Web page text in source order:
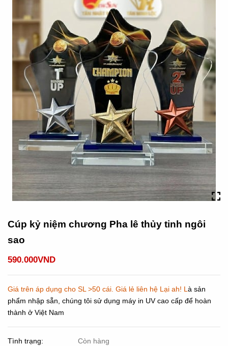
Cúp kỷ niệm chương Pha lê thủy tinh ngôi
sao
590.000VND
Giá trên áp dụng cho SL >50 cái. Giá lẻ liên hệ Lại ah! L à sản
phẩm nhập sẵn, chúng tôi sử dụng máy in UV cao cấp để hoàn
thành ở Việt Nam
Tình trạng: Còn hàng